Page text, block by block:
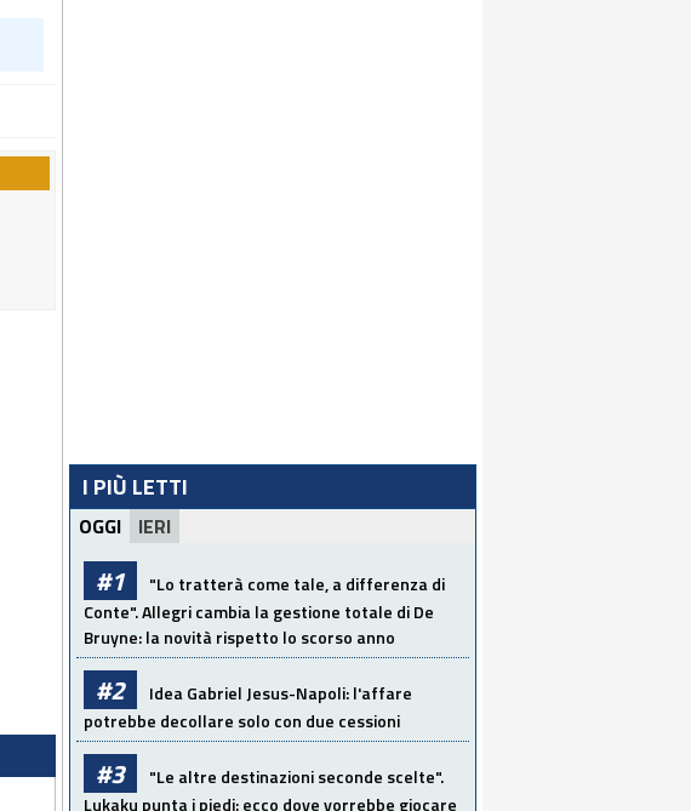
I PIÙ LETTI
OGGI IERI
#1
"Lo tratterà come tale, a differenza di
Conte". Allegri cambia la gestione totale di De
Bruyne: la novità rispetto lo scorso anno
#2
Idea Gabriel Jesus-Napoli: l'affare
potrebbe decollare solo con due cessioni
#3
"Le altre destinazioni seconde scelte".
Lukaku punta i piedi: ecco dove vorrebbe giocare